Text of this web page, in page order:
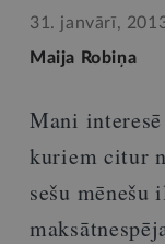
31. janvārī,
Maija Robiņa
Mani
kuriem citur
sešu